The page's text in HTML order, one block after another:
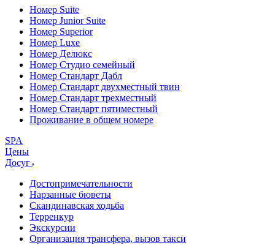
Номер Suite
Номер Junior Suite
Номер Superior
Номер Luxe
Номер Делюкс
Номер Студио семейный
Номер Стандарт Дабл
Номер Стандарт двухместный твин
Номер Стандарт трехместный
Номер Стандарт пятиместный
Проживание в общем номере
SPA
Цены
Досуг
Достопримечательности
Нарзанные бюветы
Скандинавская ходьба
Терренкур
Экскурсии
Организация трансфера, вызов такси